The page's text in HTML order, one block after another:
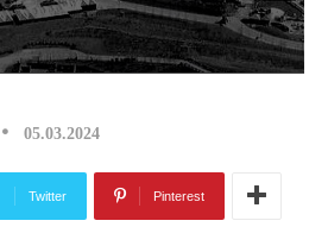
05.03.2024
Twitter Pinterest